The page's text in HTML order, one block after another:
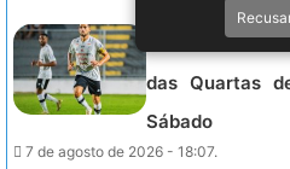
ASA Enfrenta
das Quartas
Sábado
7 de agosto de 2026 - 18:07.